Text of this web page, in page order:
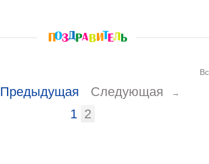
Предыдущая Следующая →
1 2